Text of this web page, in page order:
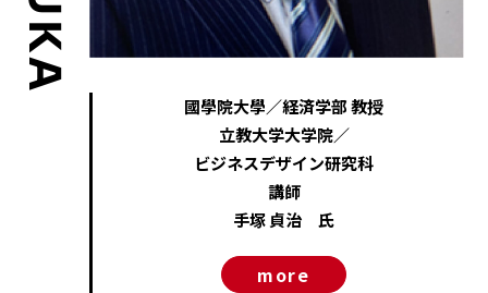
國學院大學／経済学部 教授
立教大学大学院／
ビジネスデザイン研究科
講師
手塚 貞治 氏
more